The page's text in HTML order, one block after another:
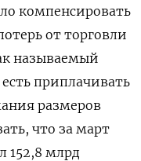
компенсировать
от торговли
называемый
приплачивать
размеров
что за март
152,8 млрд